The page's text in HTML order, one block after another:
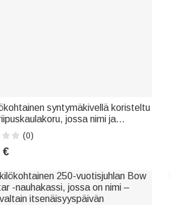
syntymäkivellä koristeltu
jossa nimi ja
– arkeen sopiva lahja äidille,
tai naiselle
(0)
€